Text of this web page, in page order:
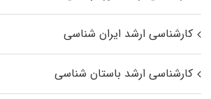
کارشناسی ارشد ایران شناسی
کارشناسی ارشد باستان شناسی